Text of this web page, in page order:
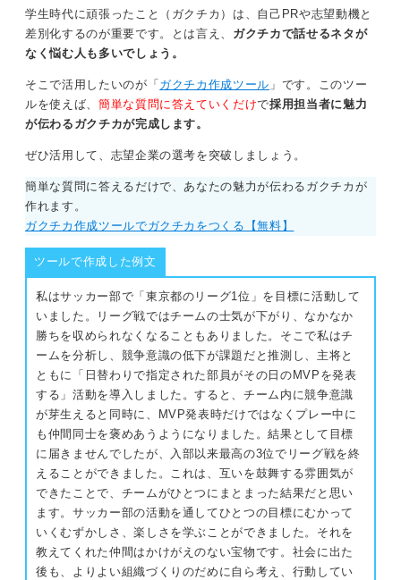
ソードになり、相手に伝える内容は豊かになります。何
を学び、どのように成長につながったのかを自分の言葉
で語りましょう。
また、数字を入れると客観性が増し、説得力のあるアピ
ールにつながります。
飛躍的な成果でなくても、「前年比でプラスになった」
「作業時間を〇％短縮した」など、客観的にわかる変化
0
学生時代に頑張ったこと（ガクチカ）は、自己PRや志望動機と
差別化するのが重要です。とは言え、 ガクチカで話せるネタが
なく悩む人も多いでしょう。
そこで活用したいのが「 ガクチカ作成ツール 」です。このツー
ルを使えば、 簡単な質問に答えていくだけで採用担当者に魅力
が伝わるガクチカが完成します。
ぜひ活用して、志望企業の選考を突破しましょう。
簡単な質問に答えるだけで、あなたの魅力が伝わるガクチカが
作れます。
ガクチカ作成ツールでガクチカをつくる【無料】
ツールで作成した例文
私はサッカー部で「東京都のリーグ1位」を目標に活動して
いました。リーグ戦ではチームの士気が下がり、なかなか
勝ちを収められなくなることもありました。そこで私はチ
ームを分析し、競争意識の低下が課題だと推測し、主将と
ともに「日替わりで指定された部員がその日のMVPを発表
する」活動を導入しました。すると、チーム内に競争意識
が芽生えると同時に、MVP発表時だけではなくプレー中に
も仲間同士を褒めあうようになりました。結果として目標
に届きませんでしたが、入部以来最高の3位でリーグ戦を終
えることができました。これは、互いを鼓舞する雰囲気が
できたことで、チームがひとつにまとまった結果だと思い
ます。サッカー部の活動を通してひとつの目標にむかって
いくむずかしさ、楽しさを学ぶことができました。それを
教えてくれた仲間はかけがえのない宝物です。社会に出た
後も、よりよい組織づくりのだめに自ら考え、行動してい